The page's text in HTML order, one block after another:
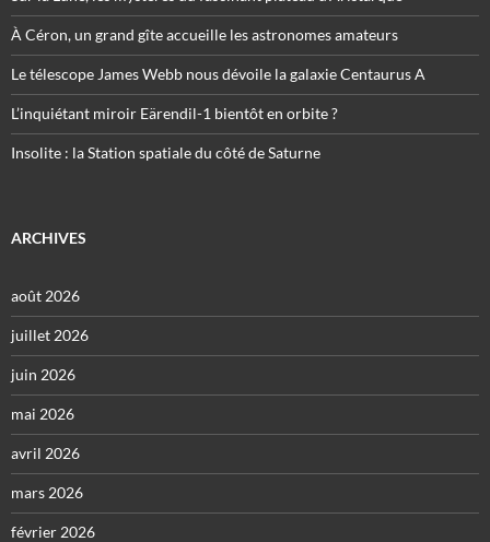
À Céron, un grand gîte accueille les astronomes amateurs
Le télescope James Webb nous dévoile la galaxie Centaurus A
L’inquiétant miroir Eärendil-1 bientôt en orbite ?
Insolite : la Station spatiale du côté de Saturne
ARCHIVES
août 2026
juillet 2026
juin 2026
mai 2026
avril 2026
mars 2026
février 2026